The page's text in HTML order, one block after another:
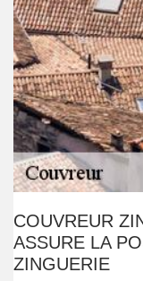
COUVREUR
ASSURE LA
ZINGUERIE